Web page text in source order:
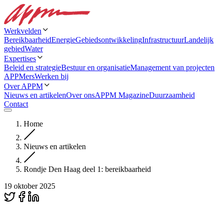
Werkvelden
BereikbaarheidEnergieGebiedsontwikkelingInfrastructuurLandelijk
gebiedWater
Expertises
Beleid en strategieBestuur en organisatieManagement van projecten
APPMersWerken bij
Over APPM
Nieuws en artikelenOver onsAPPM MagazineDuurzaamheid
Contact
Home
Nieuws en artikelen
Rondje Den Haag deel 1: bereikbaarheid
19 oktober 2025